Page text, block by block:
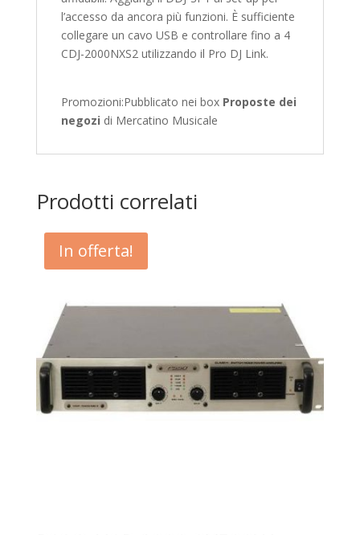
l’accesso da ancora più funzioni. È sufficiente
collegare un cavo USB e controllare fino a 4
CDJ-2000NXS2 utilizzando il Pro DJ Link.
Promozioni:Pubblicato nei box Proposte dei
negozi di Mercatino Musicale
Prodotti correlati
In offerta!